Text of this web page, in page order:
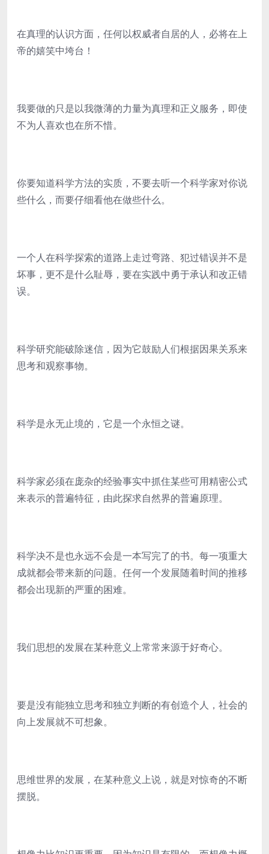
在真理的认识方面，任何以权威者自居的人，必将在上
帝的嬉笑中垮台！
我要做的只是以我微薄的力量为真理和正义服务，即使
不为人喜欢也在所不惜。
你要知道科学方法的实质，不要去听一个科学家对你说
些什么，而要仔细看他在做些什么。
一个人在科学探索的道路上走过弯路、犯过错误并不是
坏事，更不是什么耻辱，要在实践中勇于承认和改正错
误。
科学研究能破除迷信，因为它鼓励人们根据因果关系来
思考和观察事物。
科学是永无止境的，它是一个永恒之谜。
科学家必须在庞杂的经验事实中抓住某些可用精密公式
来表示的普遍特征，由此探求自然界的普遍原理。
科学决不是也永远不会是一本写完了的书。每一项重大
成就都会带来新的问题。任何一个发展随着时间的推移
都会出现新的严重的困难。
我们思想的发展在某种意义上常常来源于好奇心。
要是没有能独立思考和独立判断的有创造个人，社会的
向上发展就不可想象。
思维世界的发展，在某种意义上说，就是对惊奇的不断
摆脱。